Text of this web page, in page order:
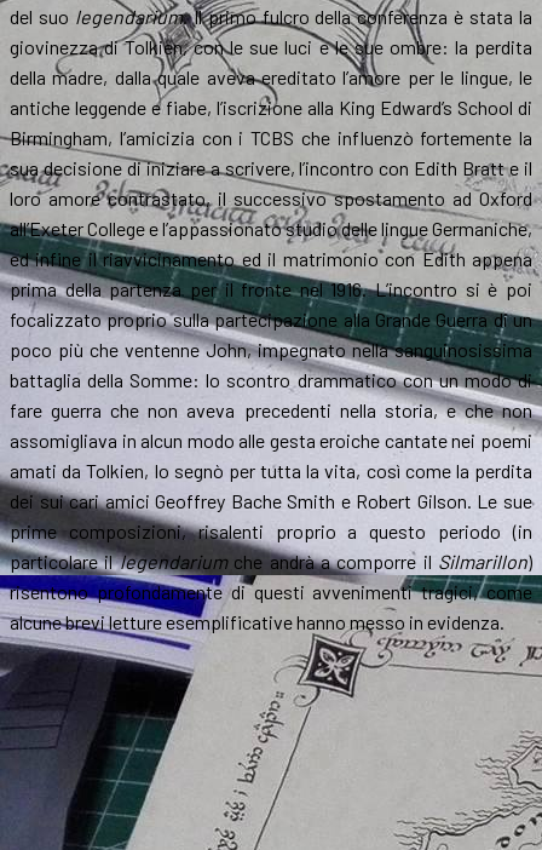
del suo legendarium. Il primo fulcro della conferenza è stata la
giovinezza di Tolkien, con le sue luci e le sue ombre: la perdita
della madre, dalla quale aveva ereditato l’amore per le lingue, le
antiche leggende e fiabe, l’iscrizione alla King Edward’s School di
Birmingham, l’amicizia con i TCBS che influenzò fortemente la
sua decisione di iniziare a scrivere, l’incontro con Edith Bratt e il
loro amore contrastato, il successivo spostamento ad Oxford
all’Exeter College e l’appassionato studio delle lingue Germaniche,
ed infine il riavvicinamento ed il matrimonio con Edith appena
prima della partenza per il fronte nel 1916. L’incontro si è poi
focalizzato proprio sulla partecipazione alla Grande Guerra di un
poco più che ventenne John, impegnato nella sanguinosissima
battaglia della Somme: lo scontro drammatico con un modo di
fare guerra che non aveva precedenti nella storia, e che non
assomigliava in alcun modo alle gesta eroiche cantate nei poemi
amati da Tolkien, lo segnò per tutta la vita, così come la perdita
dei sui cari amici Geoffrey Bache Smith e Robert Gilson. Le sue
prime composizioni, risalenti proprio a questo periodo (in
particolare illegendariumche andrà a comporre il Silmarillon)
risentono profondamente di questi avvenimenti tragici, come
alcune brevi letture esemplificative hanno messo in evidenza.